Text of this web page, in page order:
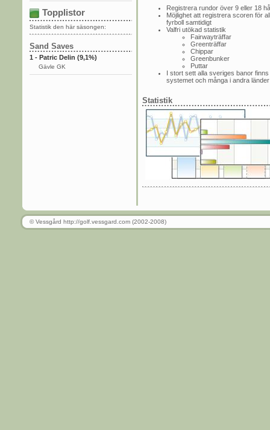
Topplistor
Statistik den här säsongen:
Sand Saves
1 - Patric Delin (9,1%)
Gävle GK
Registrera rundor över 9 eller 18
Möjlighet att registrera scoren för
fyrboll samtidigt
Valfri utökad statistik
Fairwayträffar
Greenträffar
Chippar
Greenbunker
Puttar
I stort sett alla sveriges banor finns
systemet och många i andra länder
Statistik
© Vessgård http://golf.vessgard.com (2002-2008)